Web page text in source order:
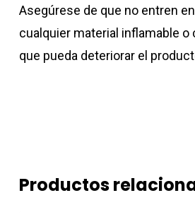
Asegúrese de que no entren
cualquier material inflamable o
que pueda deteriorar el
Productos